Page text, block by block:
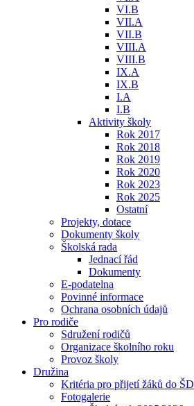
VI.B
VII.A
VII.B
VIII.A
VIII.B
IX.A
IX.B
I.A
I.B
Aktivity školy
Rok 2017
Rok 2018
Rok 2019
Rok 2020
Rok 2023
Rok 2025
Ostatní
Projekty, dotace
Dokumenty školy
Školská rada
Jednací řád
Dokumenty
E-podatelna
Povinné informace
Ochrana osobních údajů
Pro rodiče
Sdružení rodičů
Organizace školního roku
Provoz školy
Družina
Kritéria pro přijetí žáků do ŠD
Fotogalerie